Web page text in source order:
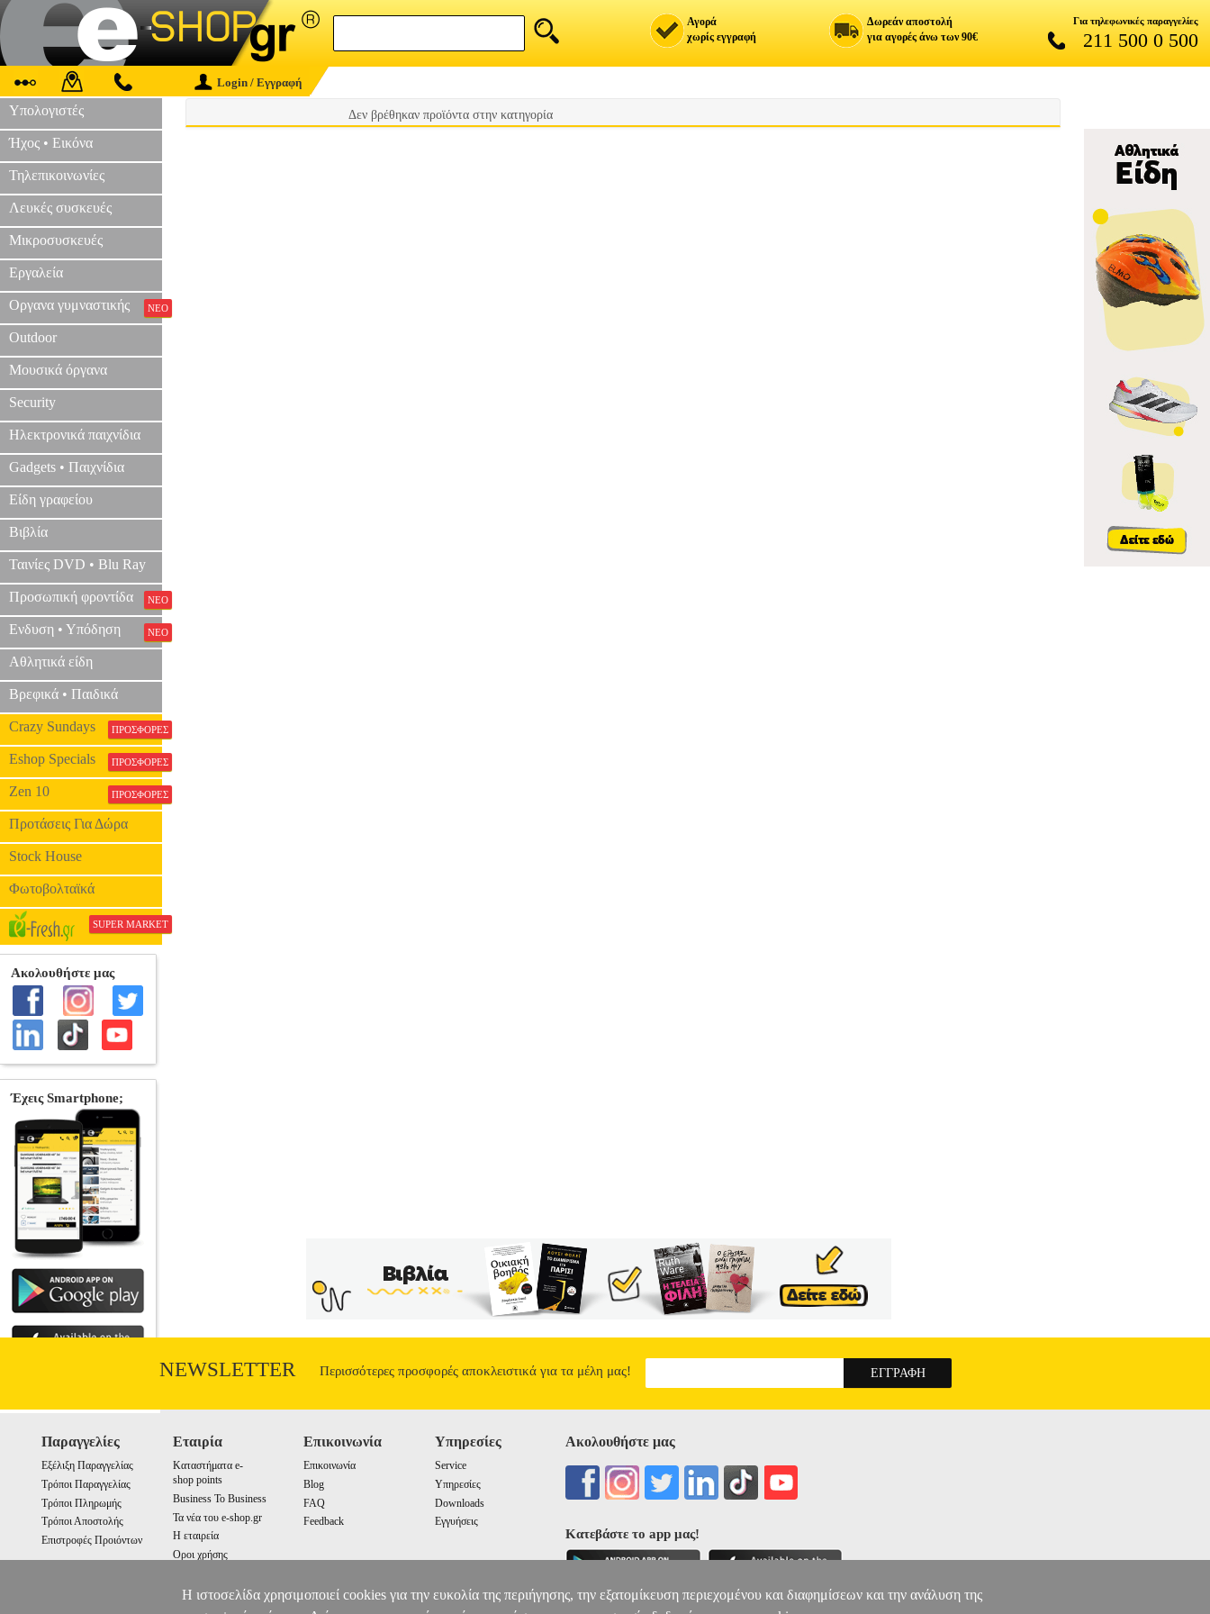
Αγορά
χωρίς εγγραφή
Δωρεάν αποστολή
για αγορές άνω των 90€
Για τηλεφωνικές παραγγελίες
211 500 0 500
Login / Εγγραφή
Υπολογιστές
Ήχος • Εικόνα
Τηλεπικοινωνίες
Λευκές συσκευές
Μικροσυσκευές
Εργαλεία
Οργανα γυμναστικής ΝΕΟ
Outdoor
Μουσικά όργανα
Security
Ηλεκτρονικά παιχνίδια
Gadgets • Παιχνίδια
Είδη γραφείου
Βιβλία
Ταινίες DVD • Blu Ray
Προσωπική φροντίδα ΝΕΟ
Ενδυση • Υπόδηση ΝΕΟ
Αθλητικά είδη
Βρεφικά • Παιδικά
Crazy Sundays ΠΡΟΣΦΟΡΕΣ
Eshop Specials ΠΡΟΣΦΟΡΕΣ
Zen 10 ΠΡΟΣΦΟΡΕΣ
Προτάσεις Για Δώρα
Stock House
Φωτοβολταϊκά
SUPER MARKET
Δεν βρέθηκαν προϊόντα στην κατηγορία
NEWSLETTER Περισσότερες προσφορές αποκλειστικά για τα μέλη μας!
Παραγγελίες
Εξέλιξη Παραγγελίας
Τρόποι Παραγγελίας
Τρόποι Πληρωμής
Τρόποι Αποστολής
Επιστροφές Προιόντων
Εταιρία
Καταστήματα e-
shop points
Business To Business
Τα νέα του e-shop.gr
Η εταιρεία
Οροι χρήσης
Επικοινωνία
Επικοινωνία
Blog
FAQ
Feedback
Υπηρεσίες
Service
Υπηρεσίες
Downloads
Εγγυήσεις
Ακολουθήστε μας
Κατεβάστε το app μας!
Η ιστοσελίδα χρησιμοποιεί cookies για την ευκολία της περιήγησης, την εξατομίκευση περιεχομένου και διαφημίσεων και την ανάλυση της